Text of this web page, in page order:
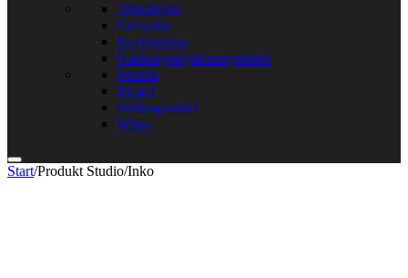
Abnehmen
Getränke
Kochbücher
Nahrungsergänzungsmittel
Protein
Riegel
Süßungsmittel
Whey
Start/Produkt Studio/Inko